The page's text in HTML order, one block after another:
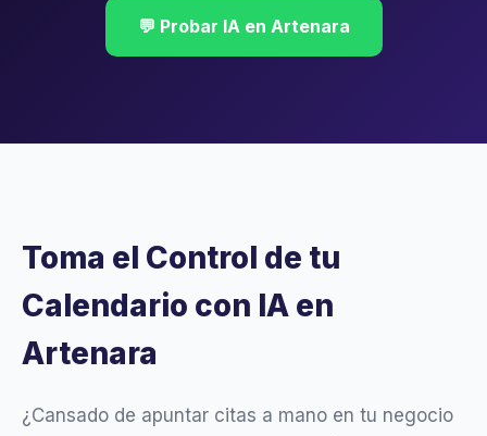
💬 Probar IA en Artenara
Toma el Control de tu
Calendario con IA en
Artenara
¿Cansado de apuntar citas a mano en tu negocio